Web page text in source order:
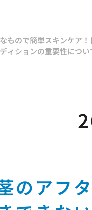
もので簡単スキンケア！
ィションの重要性につい
のアフ